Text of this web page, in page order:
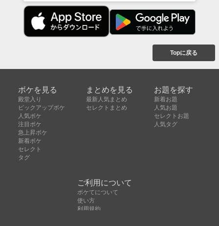
Topに戻る
ボケを見る
殿堂入り
ピックアップボケ
人気ボケ
注目ボケ
急上昇ボケ
新着ボケ
セレクト
タグ
まとめを見る
最新人気まとめ
セレクトまとめ
お題を探す
新着お題
人気お題
セレクトお題
人気タグ
ご利用について
ボケてについて
使い方
利用規約